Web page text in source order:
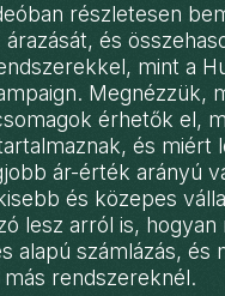
részletesen
árazását, és
mint a
Megnézzük,
érhetők el,
és miért
ár-érték arányú
és közepes
lesz arról is,
alapú számlázás, és
rendszereknél.